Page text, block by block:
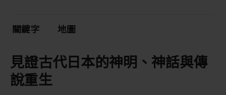
關鍵字 地圖
見證古代日本的神明、神話與傳
說重生